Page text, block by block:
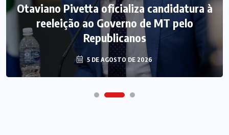
Otaviano Pivetta oficializa candidatura à
reeleição ao Governo de MT pelo
Republicanos
5 DE AGOSTO DE 2026